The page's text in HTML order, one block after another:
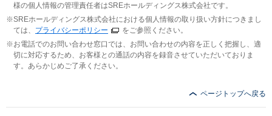
様の個人情報の管理責任者はSREホールディングス株式会社です。
SREホールディングス株式会社における個人情報の取り扱い方針につきまし
ては、 プライバシーポリシー
をご参照ください。
お電話でのお問い合わせ窓口では、お問い合わせの内容を正しく把握し、適
切に対応するため、お客様との通話の内容を録音させていただいておりま
す。あらかじめご了承ください。
ページトップへ戻る